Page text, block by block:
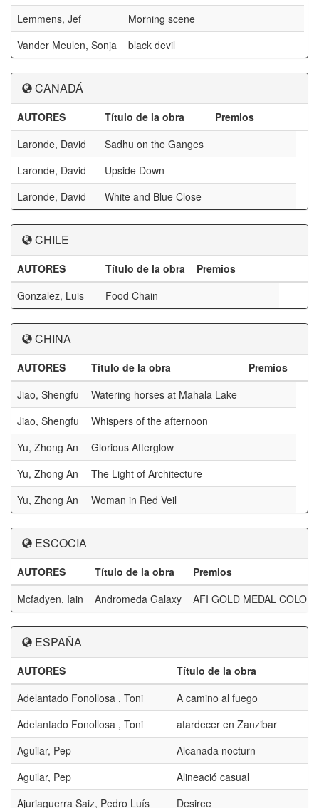
Lemmens, Jef
Morning scene
Vander Meulen, Sonja
black devil
CANADÁ
AUTORES Título de la obra
Premios
Laronde, David
Sadhu on the Ganges
Laronde, David
Upside Down
Laronde, David
White and Blue Close
CHILE
AUTORES Título de la obra
Premios
Gonzalez, Luis
Food Chain
CHINA
AUTORES Título de la obra
Premios
Jiao, Shengfu
Watering horses at Mahala Lake
Jiao, Shengfu
Whispers of the afternoon
Yu, Zhong An
Glorious Afterglow
Yu, Zhong An
The Light of Architecture
Yu, Zhong An
Woman in Red Veil
ESCOCIA
AUTORES Título de la obra
Premios
Mcfadyen, Iain
Andromeda Galaxy AFI GOLD MEDAL
ESPAÑA
AUTORES
Título de la obra
Adelantado Fonollosa , Toni
A camino al fuego
Adelantado Fonollosa , Toni
atardecer en Zanzibar
Aguilar, Pep
Alcanada nocturn
Aguilar, Pep
Alineació casual
Ajuriaguerra Saiz, Pedro Luís
Desiree